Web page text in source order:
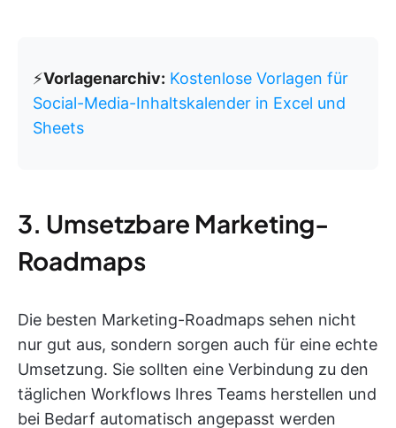
⚡️Vorlagenarchiv: Kostenlose Vorlagen für
Social-Media-Inhaltskalender in Excel und
Sheets
3. Umsetzbare Marketing-
Roadmaps
Die besten Marketing-Roadmaps sehen nicht
nur gut aus, sondern sorgen auch für eine echte
Umsetzung. Sie sollten eine Verbindung zu den
täglichen Workflows Ihres Teams herstellen und
bei Bedarf automatisch angepasst werden